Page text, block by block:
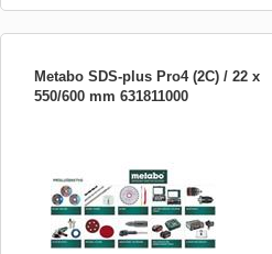
Metabo SDS-plus Pro4 (2C) / 22 x
550/600 mm 631811000